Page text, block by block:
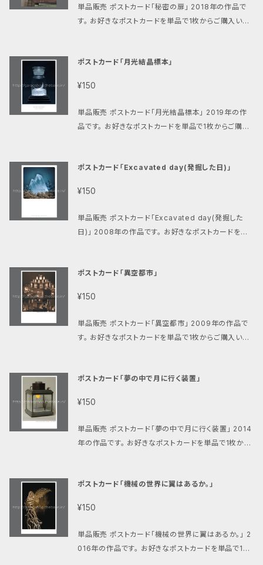
単品販売 ポストカード「秘密の扉」 2018年の作品で
す。 お好きなポストカードを単品で1枚からご購入いた
料になります。 （お客様のポストへの投函で配達完了
い。）
ポストカード「月光結晶標本」
¥150
単品販売 ポストカード「月光結晶標本」 2019年の作
品です。 お好きなポストカードを単品で1枚からご購入
が無料になります。 （お客様のポストへの投函で配達
さい。）
ポストカード「Excavated day(発掘した日)」
¥150
単品販売 ポストカード「Excavated day(発掘した
日)」 2008年の作品です。 お好きなポストカードを単
上】の場合は送料が無料になります。 （お客様のポスト
のでご了承ください。）
ポストカード「異空都市」
¥150
単品販売 ポストカード「異空都市」 2009年の作品で
す。 お好きなポストカードを単品で1枚からご購入いた
料になります。 （お客様のポストへの投函で配達完了
い。）
ポストカード「夢の中で月に行く装置」
¥150
単品販売 ポストカード「夢の中で月に行く装置」 2014
年の作品です。 お好きなポストカードを単品で1枚から
は送料が無料になります。 （お客様のポストへの投函
承ください。）
ポストカード「機械の世界に翼はあるか。」
¥150
単品販売 ポストカード「機械の世界に翼はあるか。」 2
016年の作品です。 お好きなポストカードを単品で1枚